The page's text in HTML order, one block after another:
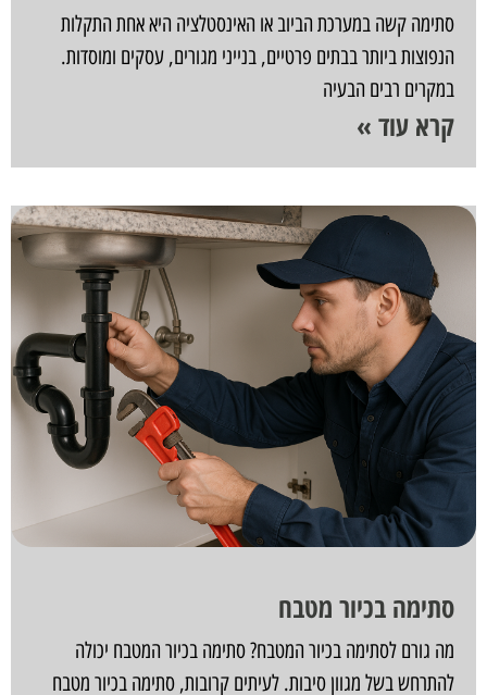
סתימה קשה במערכת הביוב או האינסטלציה היא אחת התקלות
הנפוצות ביותר בבתים פרטיים, בנייני מגורים, עסקים ומוסדות.
במקרים רבים הבעיה
קרא עוד »
סתימה בכיור מטבח
מה גורם לסתימה בכיור המטבח? סתימה בכיור המטבח יכולה
להתרחש בשל מגוון סיבות. לעיתים קרובות, סתימה בכיור מטבח